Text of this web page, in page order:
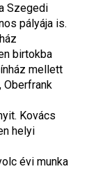
Szegedi
pályája is.
birtokba
mellett
Oberfrank
Kovács
helyi
évi munka